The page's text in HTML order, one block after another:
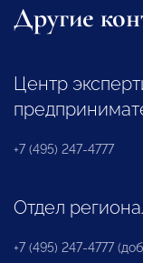
Другие
Центр
+7 (495) 247-4777
Отдел
+7 (495) 247-4777